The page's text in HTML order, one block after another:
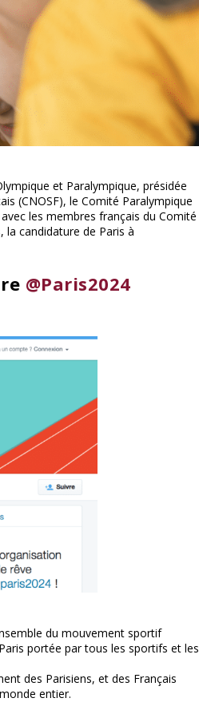
et Paralympique, présidée
(CNOSF), le Comité Paralympique
les membres français du Comité
la candidature de Paris à
@Paris2024
du mouvement sportif
portée par tous les sportifs et les
des Parisiens, et des Français
entier.